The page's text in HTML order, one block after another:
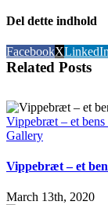
Del dette indhold
FacebookXLinkedIn
Related Posts
Vippebræt – et
Gallery
Vippebræt – et
March 13th, 2020